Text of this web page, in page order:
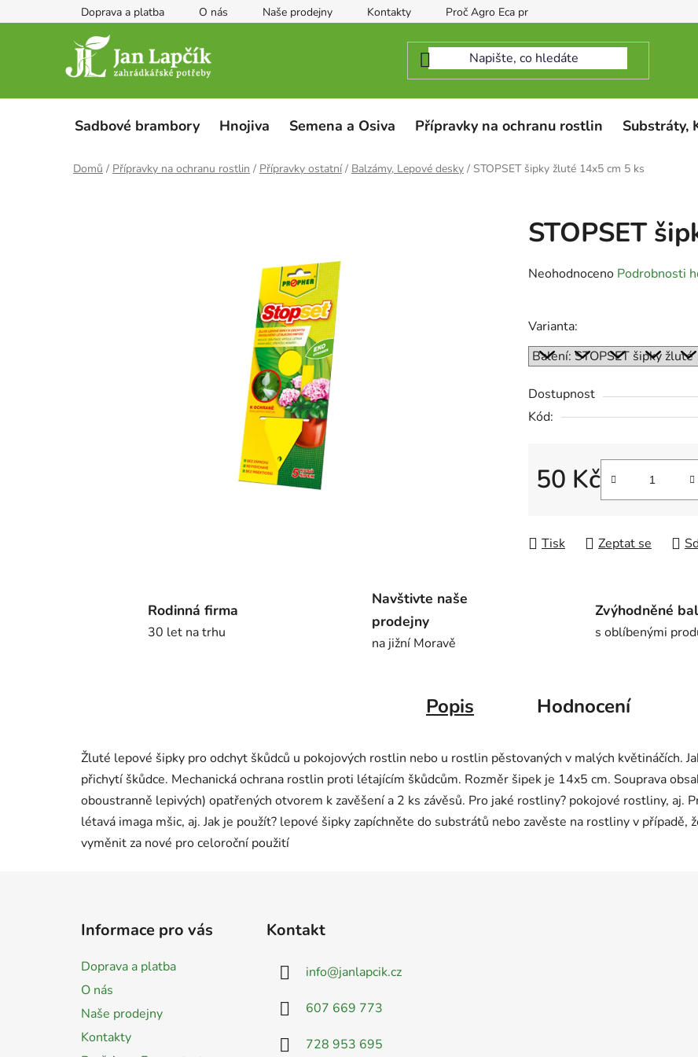
na
Doprava a platba O nás Naše prodejny Kontakty Proč Agro Eca protect
Sadbové brambory Hnojiva Semena a Osiva Přípravky na ochranu rostlin Substráty,
Domů / Přípravky na ochranu rostlin / Přípravky ostatní / Balzámy, Lepové desky / STOPSET šipky žluté 14x5 cm 5 ks
STOPSET
Průměrné
0,0
5
hvězdiček.
Neohodnoceno Podrobnosti
Varianta:
Dostupnost
Kód:
50 Kč
Měrná cena:
Tisk Zeptat se
Rodinná firma
30 let na trhu
Navštivte naše
prodejny
na jižní Moravě
Zvýhodněné
s oblíbenými
Popis Hodnocení
Žluté lepové šipky pro odchyt škůdců u pokojových rostlin nebo u rostlin pěstovaných v malých květináčích.
přichytí škůdce. Mechanická ochrana rostlin proti létajícím škůdcům. Rozměr šipek je 14x5 cm. Souprava
oboustranně lepivých) opatřených otvorem k zavěšení a 2 ks závěsů. Pro jaké rostliny? pokojové rostliny, aj.
létavá imaga mšic, aj. Jak je použít? lepové šipky zapíchněte do substrátů nebo zavěste na rostliny v
vyměnit za nové pro celoroční použití
Informace pro vás
Doprava a platba
O nás
Naše prodejny
Kontakty
Kontakt
info@janlapcik.cz
607 669 773
728 953 695